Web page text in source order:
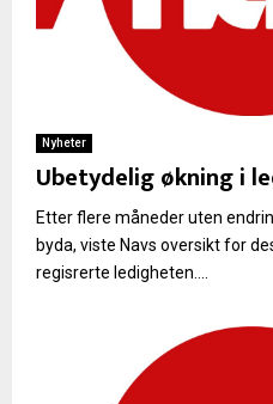
Nyheter
Ubetydelig økning i
Etter flere måneder uten
byda, viste Navs oversikt for
regisrerte ledigheten....